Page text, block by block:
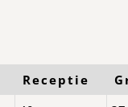
Receptie